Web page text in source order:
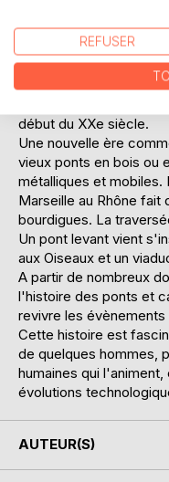
péril de leur vie.
Les bourdigues vont
incessantes entre
Galliffet ou les
début du XXe siècle.
Une nouvelle ère
vieux ponts en bois ou
métalliques et mobiles.
Marseille au Rhône fait
bourdigues. La
Un pont levant vient
aux Oiseaux et un
A partir de nombreux
l'histoire des ponts et
revivre les
Cette histoire est
de quelques hommes,
humaines qui
évolutions
AUTEUR(S)
REFUSER